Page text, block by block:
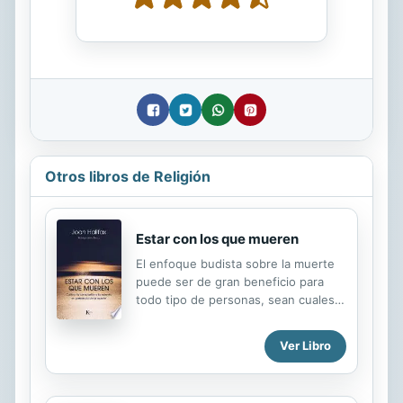
Otros libros de Religión
Estar con los que mueren
El enfoque budista sobre la muerte
puede ser de gran beneficio para
todo tipo de personas, sean cuales
demuestran cuatro décadas de
trabajo de Joan Halifax con las
personas que están muriendo y con
Ver Libro